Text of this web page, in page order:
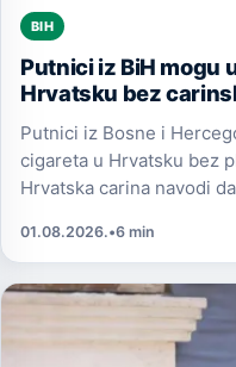
BIH
Putnici iz BiH mogu
Hrvatsku bez
Putnici iz Bosne i
cigareta u Hrvatsku bez
Hrvatska carina navodi
01.08.2026.•6 min